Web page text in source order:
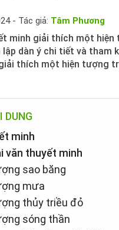
- Tác giả: Tâm Phương
minh giải thích một
lập dàn ý chi tiết và tham
thích một hiện tượng
DUNG
minh
văn thuyết minh
sao băng
mưa
thủy triều đỏ
sóng thần